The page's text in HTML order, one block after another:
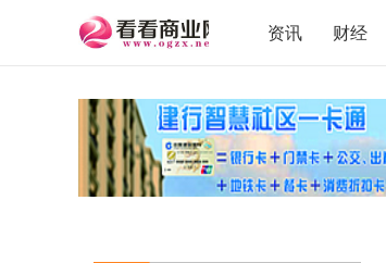
资讯 财经